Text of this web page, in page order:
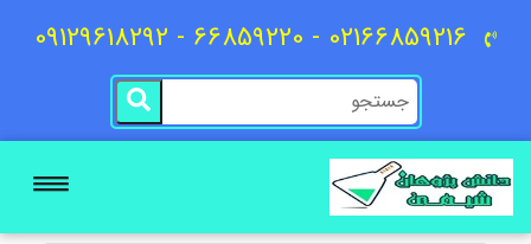
02166859216 - 66859220 - 09129618292